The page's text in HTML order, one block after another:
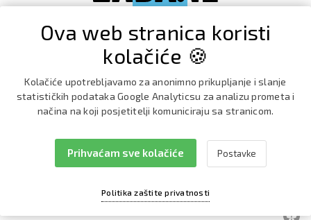
Instagram
Ova web stranica koristi
kolačiće 🍪
Kolačiće upotrebljavamo za anonimno prikupljanje i slanje
statističkih podataka Google Analyticsu za analizu prometa i
načina na koji posjetitelji komuniciraju sa stranicom.
Politika zaštite privatnosti
Prihvaćam sve kolačiće Postavke